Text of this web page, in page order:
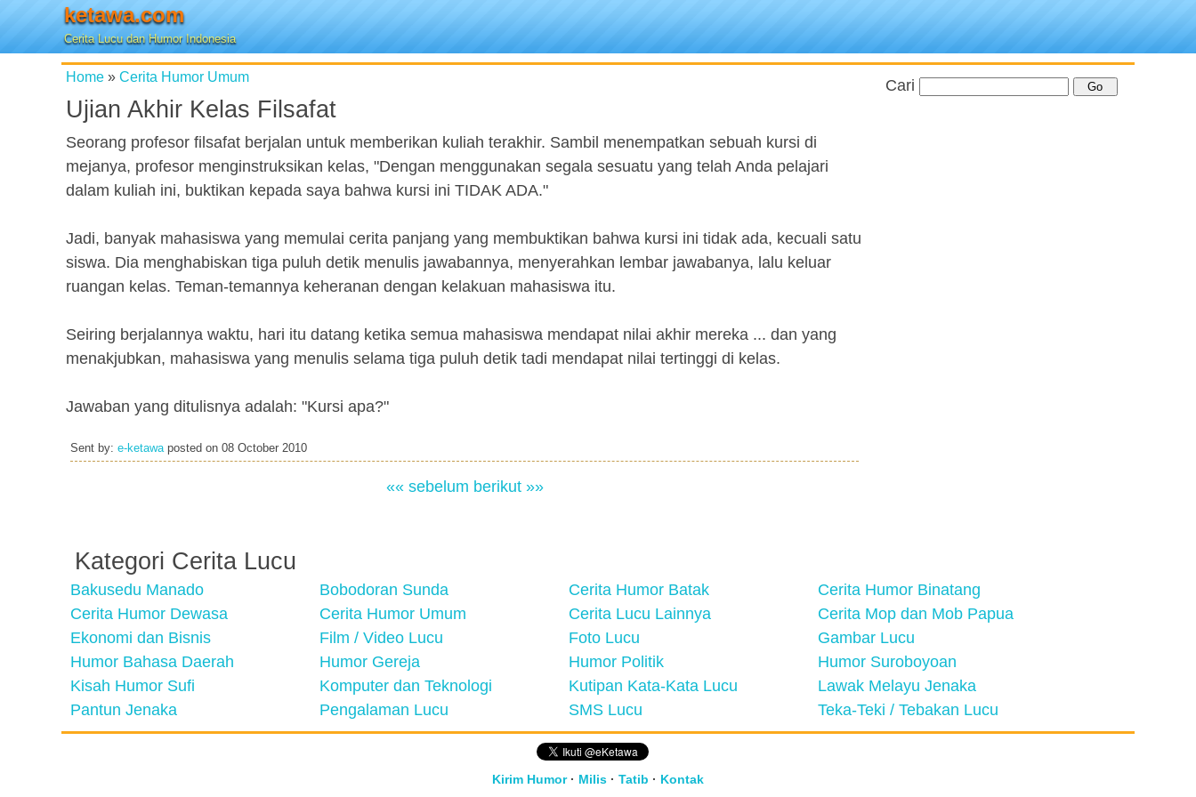
ketawa.com
Cerita Lucu dan Humor Indonesia
Home » Cerita Humor Umum
Ujian Akhir Kelas Filsafat
Seorang profesor filsafat berjalan untuk memberikan kuliah terakhir. Sambil menempatkan sebuah kursi di
mejanya, profesor menginstruksikan kelas, "Dengan menggunakan segala sesuatu yang telah Anda pelajari
dalam kuliah ini, buktikan kepada saya bahwa kursi ini TIDAK ADA."
Jadi, banyak mahasiswa yang memulai cerita panjang yang membuktikan bahwa kursi ini tidak ada, kecuali satu
siswa. Dia menghabiskan tiga puluh detik menulis jawabannya, menyerahkan lembar jawabanya, lalu keluar
ruangan kelas. Teman-temannya keheranan dengan kelakuan mahasiswa itu.
Seiring berjalannya waktu, hari itu datang ketika semua mahasiswa mendapat nilai akhir mereka ... dan yang
menakjubkan, mahasiswa yang menulis selama tiga puluh detik tadi mendapat nilai tertinggi di kelas.
Jawaban yang ditulisnya adalah: "Kursi apa?"
Sent by: e-ketawaposted on 08 October 2010
«« sebelum berikut »»
Cari
Kategori Cerita Lucu
Bakusedu Manado Bobodoran Sunda Cerita Humor Batak
Cerita Humor Binatang
Cerita Humor Dewasa
Cerita Humor Umum Cerita Lucu Lainnya
Cerita Mop dan Mob Papua
Ekonomi dan Bisnis
Film / Video Lucu Foto Lucu
Gambar Lucu
Humor Bahasa Daerah
Humor Gereja Humor Politik
Humor Suroboyoan
Kisah Humor Sufi
Komputer dan Teknologi Kutipan Kata-Kata Lucu
Lawak Melayu Jenaka
Pantun Jenaka
Pengalaman Lucu SMS Lucu Teka-Teki / Tebakan Lucu
Kirim Humor· Milis · Tatib · Kontak